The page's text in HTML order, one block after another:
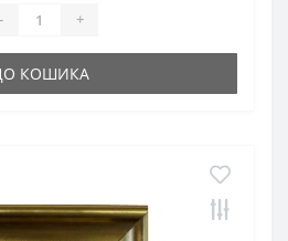
- +
КОШИКА